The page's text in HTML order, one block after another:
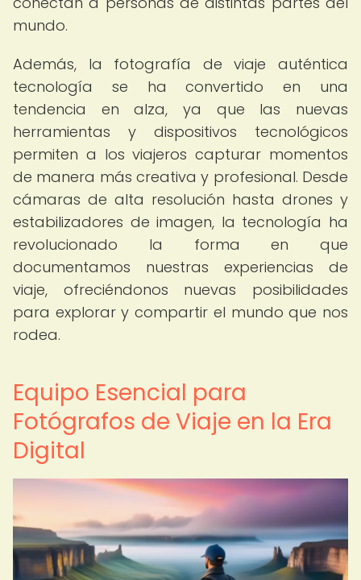
mundo.
Además, la fotografía de viaje auténtica
tecnología se ha convertido en una
tendencia en alza, ya que las nuevas
herramientas y dispositivos tecnológicos
permiten a los viajeros capturar momentos
de manera más creativa y profesional. Desde
cámaras de alta resolución hasta drones y
estabilizadores de imagen, la tecnología ha
revolucionado la forma en que
documentamos nuestras experiencias de
viaje, ofreciéndonos nuevas posibilidades
para explorar y compartir el mundo que nos
rodea.
Equipo Esencial para
Fotógrafos de Viaje en la Era
Digital